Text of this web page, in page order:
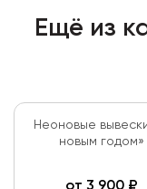
Ещё из
Неоновые
новым годом»